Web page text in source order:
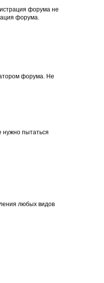
форума не
форума.
форума. Не
нужно пытаться
любых видов